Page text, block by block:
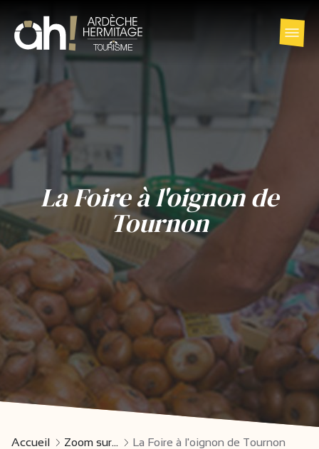
La Foire à l'oignon de
Tournon
Accueil Zoom sur... La Foire à l'oignon de Tournon